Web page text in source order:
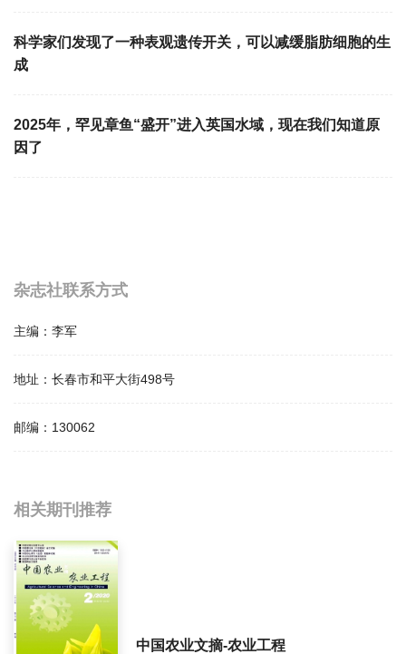
科学家们发现了一种表观遗传开关，可以减缓脂肪细胞的生
成
2025年，罕见章鱼“盛开”进入英国水域，现在我们知道原
因了
杂志社联系方式
主编： 李军
地址： 长春市和平大街498号
邮编： 130062
相关提问
吉林农业影响因子是多少？
吉林农业怎么样？
吉林农业面费如何收取？
相关期刊推荐
中国农业文摘-农业工程